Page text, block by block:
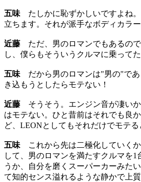
五味 たしかに恥ずかしいですよね
立ちます。それが派手なボディカラ
近藤 ただ、男のロマンでもあるの
し、僕らもそういうクルマに乗ってた
五味 だから男のロマンは"男の"であ
き込もうとしたらモテない！
近藤 そうそう。エンジン音が凄い
はモテない。ひと昔前はそれでも良
ど、LEONとしてもそれだけでモテる
五味 これから先は二極化していく
して、男のロマンを満たすクルマを1
うか、自分を磨くスーパーカーみた
て知的センス溢れるような静かで上